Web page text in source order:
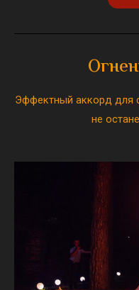
Эффектный аккорд для
не